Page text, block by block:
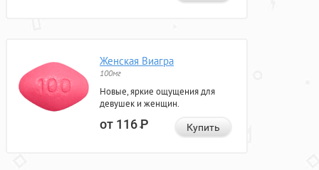
Женская Виагра
100мг
Новые, яркие ощущения для
девушек и женщин.
от 116Р Купить